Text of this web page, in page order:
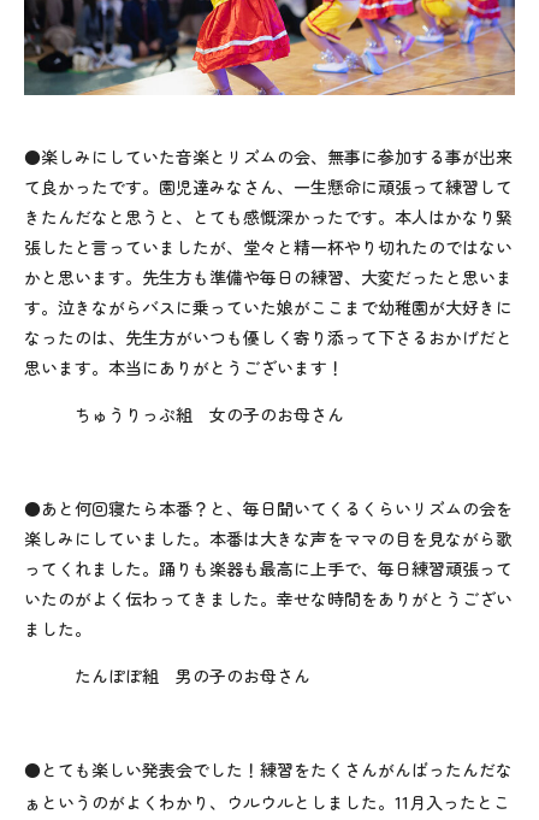
●楽しみにしていた音楽とリズムの会、無事に参加する事が出来
て良かったです。園児達みなさん、一生懸命に頑張って練習して
きたんだなと思うと、とても感慨深かったです。本人はかなり緊
張したと言っていましたが、堂々と精一杯やり切れたのではない
かと思います。先生方も準備や毎日の練習、大変だったと思いま
す。泣きながらバスに乗っていた娘がここまで幼稚園が大好きに
なったのは、先生方がいつも優しく寄り添って下さるおかげだと
思います。本当にありがとうございます！
ちゅうりっぷ組 女の子のお母さん
●あと何回寝たら本番？と、毎日聞いてくるくらいリズムの会を
楽しみにしていました。本番は大きな声をママの目を見ながら歌
ってくれました。踊りも楽器も最高に上手で、毎日練習頑張って
いたのがよく伝わってきました。幸せな時間をありがとうござい
ました。
たんぽぽ組 男の子のお母さん
●とても楽しい発表会でした！練習をたくさんがんばったんだな
ぁというのがよくわかり、ウルウルとしました。 11 月入ったとこ